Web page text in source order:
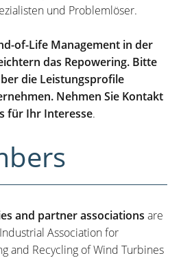
und Problemlöser.
of-Life Management in der
das Repowering. Bitte
die Leistungsprofile
Nehmen Sie Kontakt
für Ihr Interesse.
and partner associations are
Association for
and Recycling of Wind Turbines